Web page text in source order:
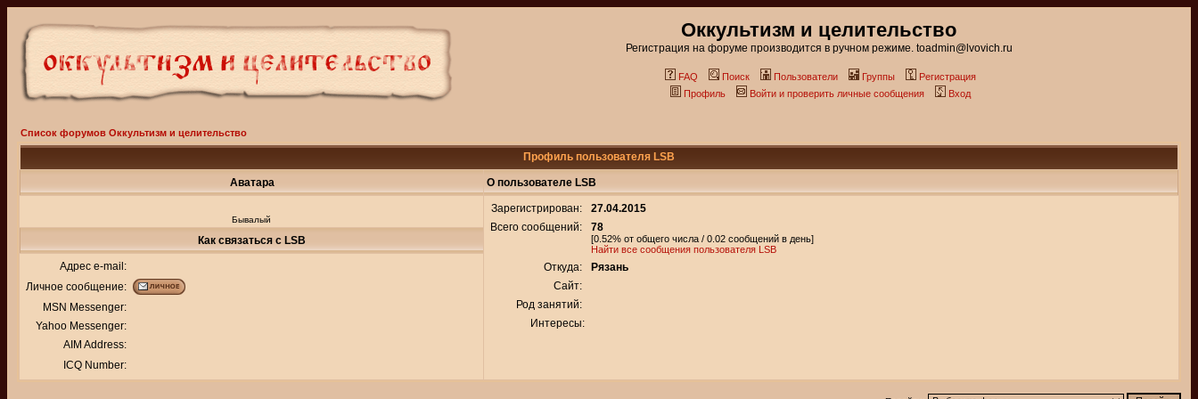
Оккультизм и целительство
Регистрация на форуме производится в ручном режиме. toadmin@lvovich.ru
FAQ Поиск Пользователи Группы
Регистрация
Профиль
Войти и проверить личные сообщения Вход
Список форумов Оккультизм и целительство
Профиль пользователя LSB
Аватара О пользователе LSB
Бывалый
Зарегистрирован:
27.04.2015
Всего сообщений:
78
[0.52% от общего числа / 0.02 сообщений в день]
Найти все сообщения пользователя LSB
Откуда:
Рязань
Сайт:
Род занятий:
Интересы:
Как связаться с LSB
Адрес e-mail:
Личное сообщение:
MSN Messenger:
Yahoo Messenger:
AIM Address:
ICQ Number: